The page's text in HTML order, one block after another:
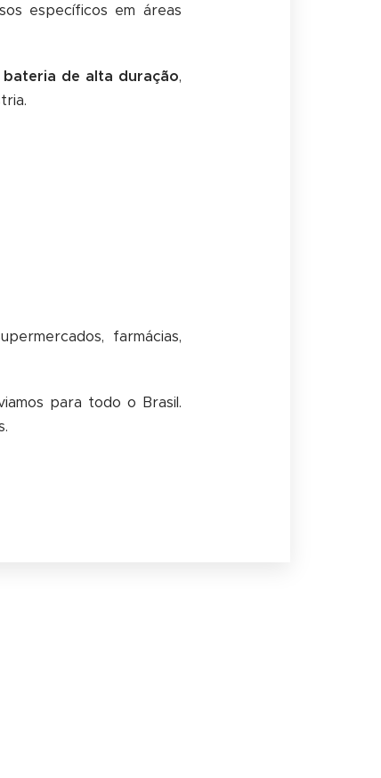
específicos em áreas
de alta duração,
farmácias,
para todo o Brasil.